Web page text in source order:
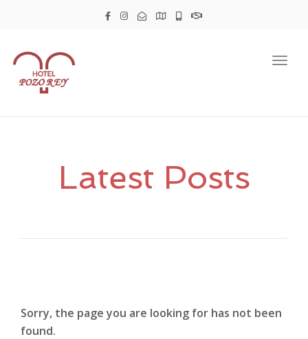
Latest Posts
Sorry, the page you are looking for has not been
found.